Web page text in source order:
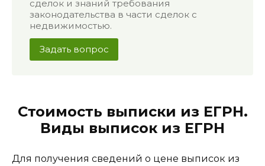
сделок и знаний требования
законодательства в части сделок с
недвижимостью.
Задать вопрос
Стоимость выписки из ЕГРН.
Виды выписок из ЕГРН
Для получения сведений о цене выписок из